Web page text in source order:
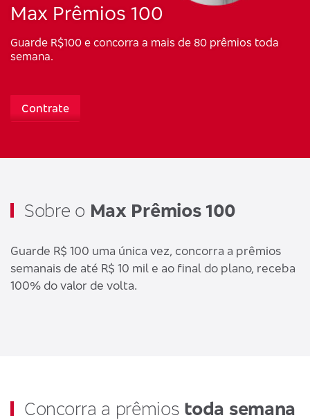
Max Prêmios 100
Guarde R$100 e concorra a mais de 80 prêmios toda
semana.
Contrate
Sobre o Max Prêmios 100
Guarde R$ 100 uma única vez, concorra a prêmios
semanais de até R$ 10 mil e ao final do plano, receba
100% do valor de volta.
Concorra a prêmios toda semana